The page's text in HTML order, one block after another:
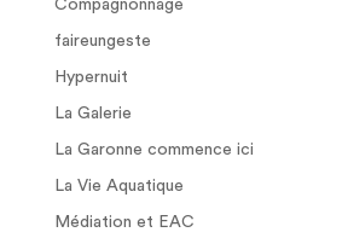
Compagnonnage
faireungeste
Hypernuit
La Galerie
La Garonne commence ici
La Vie Aquatique
Médiation et EAC